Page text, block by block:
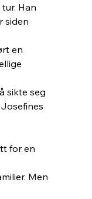
Han
siden
en
sikte seg
for en
Men